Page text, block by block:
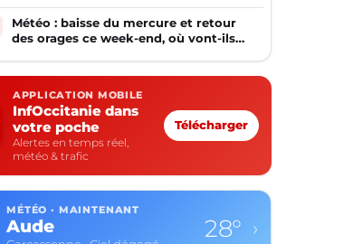
Météo : baisse du mercure et retour
des orages ce week-end, où vont-ils
APPLICATION MOBILE
InfOccitanie dans
votre poche
Alertes en temps réel,
météo & trafic
Télécharger
MÉTÉO · MAINTENANT
Aude 28° ›